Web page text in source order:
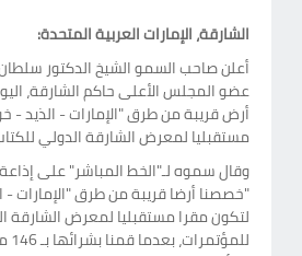
الشارقة، الإمارات العربية المتحدة:
أعلن صاحب السمو الشيخ الدكتور
عضو المجلس الأعلى حاكم الشارقة،
أرض قريبة من طرق "الإمارات - الذيد -
مستقبليا لمعرض الشارقة الدولي
وقال سموه لـ"الخط المباشر"على
"خصصنا أرضا قريبة من طرق "الإمارات -
لتكون مقرا مستقبليا لمعرض الشارقة